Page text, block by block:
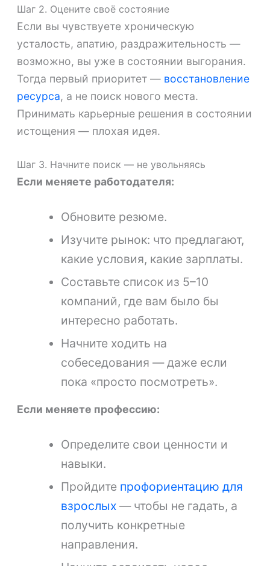
Шаг 2. Оцените своё состояние
Если вы чувствуете хроническую
усталость, апатию, раздражительность —
возможно, вы уже в состоянии выгорания.
Тогда первый приоритет — восстановление
ресурса, а не поиск нового места.
Принимать карьерные решения в состоянии
истощения — плохая идея.
Шаг 3. Начните поиск — не увольняясь
Если меняете работодателя:
Обновите резюме.
Изучите рынок: что предлагают,
какие условия, какие зарплаты.
Составьте список из 5–10
компаний, где вам было бы
интересно работать.
Начните ходить на
собеседования — даже если
пока «просто посмотреть».
Если меняете профессию:
Определите свои ценности и
навыки.
Пройдите профориентацию для
взрослых— чтобы не гадать, а
получить конкретные
направления.